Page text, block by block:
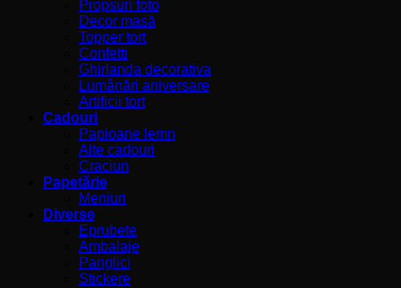
Propsuri foto
Decor masă
Topper tort
Confetti
Ghirlanda decorativa
Lumânări aniversare
Artificii tort
Cadouri
Papioane lemn
Alte cadouri
Craciun
Papetărie
Meniuri
Diverse
Eprubete
Ambalaje
Panglici
Stickere